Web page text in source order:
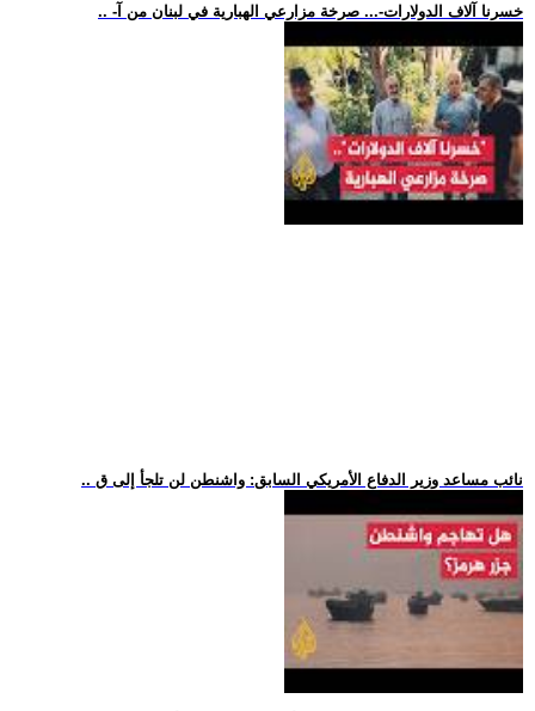
.. -خسرنا آلاف الدولارات-... صرخة مزارعي الهبارية في لبنان من آ
.. نائب مساعد وزير الدفاع الأمريكي السابق: واشنطن لن تلجأ إلى ق